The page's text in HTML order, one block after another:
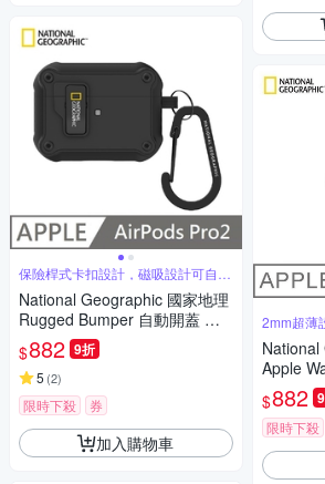
保險桿式卡扣設計，磁吸設計可自動
開蓋
National Geographic 國家地理
Rugged Bumper 自動開蓋 耳
機保護殼 適用 AirPods Pro 2 -
黑色
$882 9折
5 (2)
限時下殺 券
加入購物車
2mm超薄
National
Apple
山脈黑
$882
限時下殺